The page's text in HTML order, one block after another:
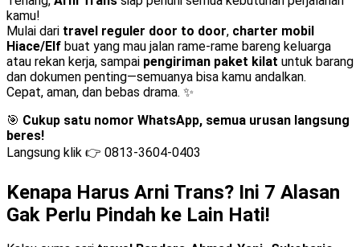
kamu!
Mulai dari travel reguler door to door, charter mobil
Hiace/Elf buat yang mau jalan rame-rame bareng keluarga
atau rekan kerja, sampai pengiriman paket kilat untuk barang
dan dokumen penting—semuanya bisa kamu andalkan.
Cepat, aman, dan bebas drama. ✨
🎯 Cukup satu nomor WhatsApp, semua urusan langsung
beres!
Langsung klik 👉 0813-3604-0403
Kenapa Harus Arni Trans? Ini 7 Alasan
Gak Perlu Pindah ke Lain Hati!